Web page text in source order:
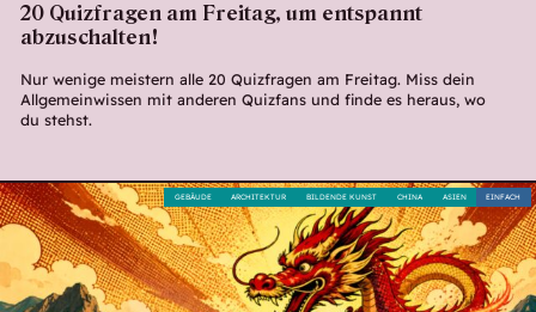
20 Quizfragen am Freitag, um entspannt
abzuschalten!
Nur wenige meistern alle 20 Quizfragen am Freitag. Miss dein
Allgemeinwissen mit anderen Quizfans und finde es heraus, wo
du stehst.
EINFACH
ASIEN
CHINA
BILDENDE KUNST
ARCHITEKTUR
GEBÄUDE